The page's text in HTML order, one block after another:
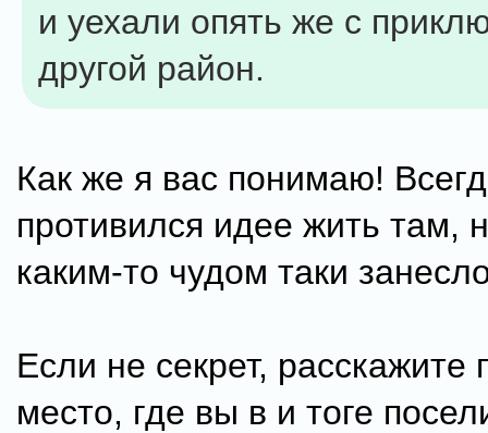
и уехали опять же с
другой район.
Как же я вас понимаю!
противился идее жить там,
каким-то чудом таки
Если не секрет, расскажите
место, где вы в и тоге